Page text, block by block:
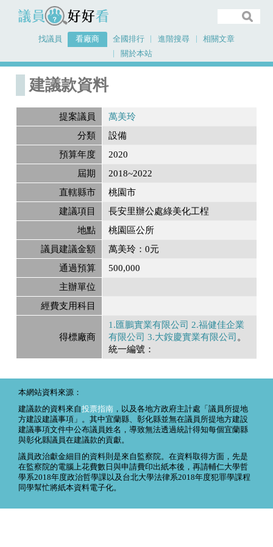
議員好好看
找議員 看廠商 全國排行 進階搜尋
相關文章
關於本站
首頁
建議款資料
提案議員
萬美玲
分類
設備
預算年度
2020
屆期
2018~2022
直轄縣市
桃園市
建議項目
長安里辦公處綠美化工桯
地點
桃園區公所
議員建議金額
萬美玲：0元
通過預算
500,000
主辦單位
經費支用科目
得標廠商
1.匯鵬實業有限公司 2.福健佳企業
有限公司 3.大銨慶實業有限公司 。
統一編號：
本網站資料來源：
建議款的資料來自投票指南 ，以及各地方政府主計處「議員所提地
方建設建議事項」。其中宜蘭縣、彰化縣並無在議員所提地方建設
建議事項文件中公布議員姓名，導致無法透過統計得知每個宜蘭縣
與彰化縣議員在建議款的貢獻。
議員政治獻金細目的資料則是來自監察院。在資料取得方面，先是
在監察院的電腦上花費數日與申請費印出紙本後，再請輔仁大學哲
學系2018年度政治哲學課以及台北大學法律系2018年度犯罪學課程
同學幫忙將紙本資料電子化。